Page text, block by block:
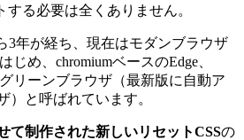
する必要は全くありません。
3年が経ち、現在はモダンブラウザ
じめ、chromiumベースのEdge、
リーンブラウザ（最新版に自動ア
）と呼ばれています。
て制作された新しいリセットCSSの